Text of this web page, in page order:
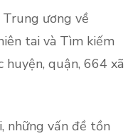
ương về
tai và Tìm kiếm
huyện, quận, 664 xã
những vấn đề tồn